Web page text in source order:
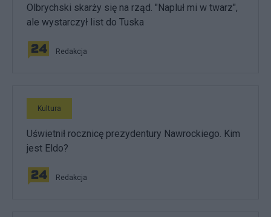
Olbrychski skarży się na rząd. "Napluł mi w twarz",
ale wystarczył list do Tuska
Redakcja
Kultura
Uświetnił rocznicę prezydentury Nawrockiego. Kim
jest Eldo?
Redakcja